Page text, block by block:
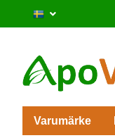
Varumärke